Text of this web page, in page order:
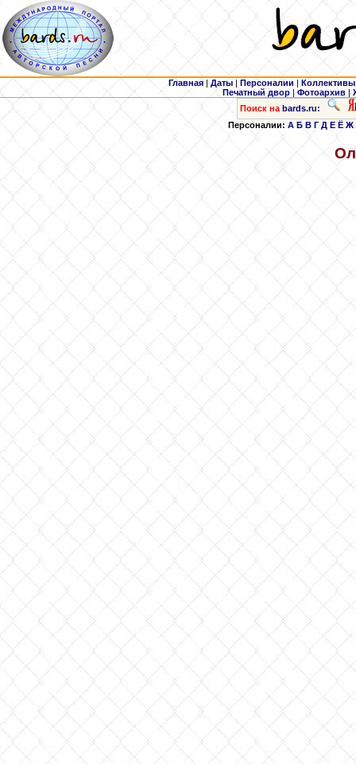
Главная | Даты | Персоналии | Коллективы
Печатный двор |Фотоархив |
Поиск на bards.ru:
Персоналии: А Б В Г Д Е Ё Ж